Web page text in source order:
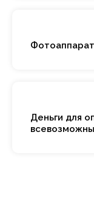
Деньги для